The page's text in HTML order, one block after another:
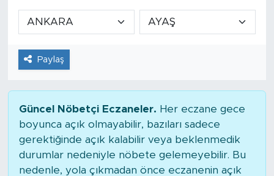
Paylaş
Güncel Nöbetçi Eczaneler. Her eczane gece
boyunca açık olmayabilir, bazıları sadece
gerektiğinde açık kalabilir veya beklenmedik
durumlar nedeniyle nöbete gelemeyebilir. Bu
nedenle, yola çıkmadan önce eczanenin açık